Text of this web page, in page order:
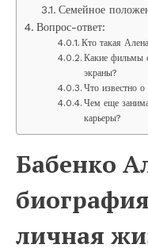
Семейное
Вопрос-ответ:
Кто такая
Какие фильмы
экраны?
Что известно
Чем еще
карьеры?
Бабенко
личная